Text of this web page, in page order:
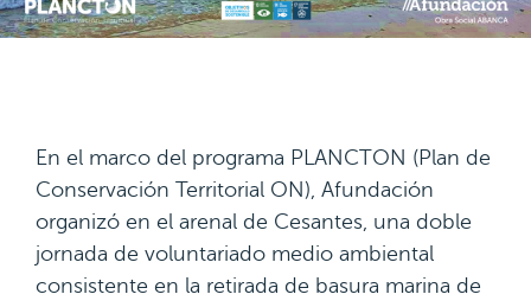
En el marco del programa PLANCTON (Plan de
Conservación Territorial ON), Afundación
organizó en el arenal de Cesantes, una doble
jornada de voluntariado medio ambiental
consistente en la retirada de basura marina de